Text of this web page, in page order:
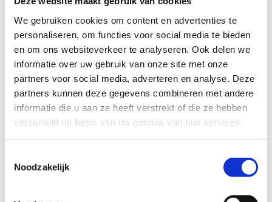
We gebruiken cookies om content en advertenties te
personaliseren, om functies voor social media te bieden
en om ons websiteverkeer te analyseren. Ook delen we
informatie over uw gebruik van onze site met onze
partners voor social media, adverteren en analyse. Deze
partners kunnen deze gegevens combineren met andere
informatie die u aan ze heeft verstrekt of die ze hebben
verzameld op basis van uw gebruik van hun services.
Noodzakelijk
hun sportclub en inspireren ze anderen om ook te gaan
sporten. Niemand is beter geschikt om promotie te
voeren voor hun club dan enthousiaste leden zelf!
Markeer septemberalvast in je agenda alsMaand van
de Sportcluben noteer woensdag 24 septembervoor
‘Breng je sportclub naar school’.
Maar eerst nog even dit schooljaar afwerken…
In samenwerking met onze